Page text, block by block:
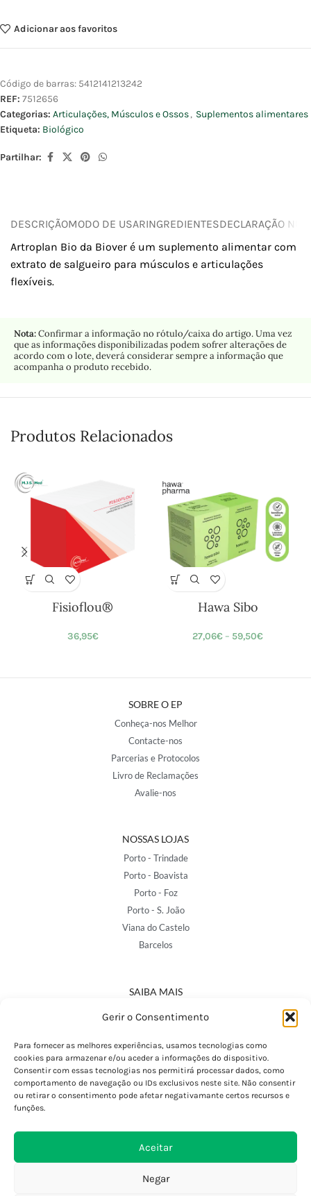
Gerir o Consentimento
Para fornecer as melhores experiências, usamos tecnologias como
cookies para armazenar e/ou aceder a informações do dispositivo.
Consentir com essas tecnologias nos permitirá processar dados, como
comportamento de navegação ou IDs exclusivos neste site. Não consentir
ou retirar o consentimento pode afetar negativamante certos recursos e
funções.
Aceitar
Negar
Adicionar aos favoritos
Código de barras: 5412141213242
REF: 7512656
Categorias: Articulações, Músculos e Ossos, Suplementos alimentares
Etiqueta: Biológico
Partilhar:
DESCRIÇÃOMODO DE USARINGREDIENTESDECLARAÇÃO
Artroplan Bio da Biover é um suplemento alimentar com
extrato de salgueiro para músculos e articulações
flexíveis.
Nota:Confirmar a informação no rótulo/caixa do artigo. Uma vez
que as informações disponibilizadas podem sofrer alterações de
acordo com o lote, deverá considerar sempre a informação que
acompanha o produto recebido.
Produtos Relacionados
Fisioflou®
36,95€
Hawa Sibo
27,06€ – 59,50€
SOBRE O EP
Conheça-nos Melhor
Contacte-nos
Parcerias e Protocolos
Livro de Reclamações
Avalie-nos
NOSSAS LOJAS
Porto - Trindade
Porto - Boavista
Porto - Foz
Porto - S. João
Viana do Castelo
Barcelos
SAIBA MAIS
Política de Privacidade
Termos e Condições
Perguntas Frequentes
Custos de Envio
Encomendas Internacionais
Devoluções e Trocas